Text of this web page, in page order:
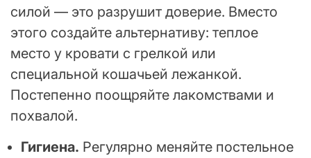
силой — это разрушит доверие. Вместо
этого создайте альтернативу: теплое
место у кровати с грелкой или
специальной кошачьей лежанкой.
Постепенно поощряйте лакомствами и
похвалой.
Гигиена. Регулярно меняйте постельное